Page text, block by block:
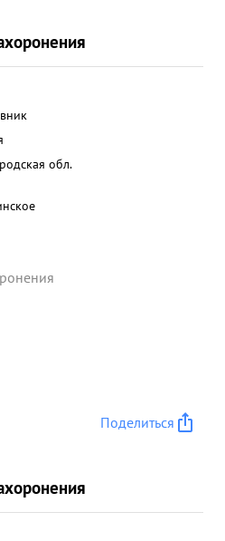
обл.
Поделиться